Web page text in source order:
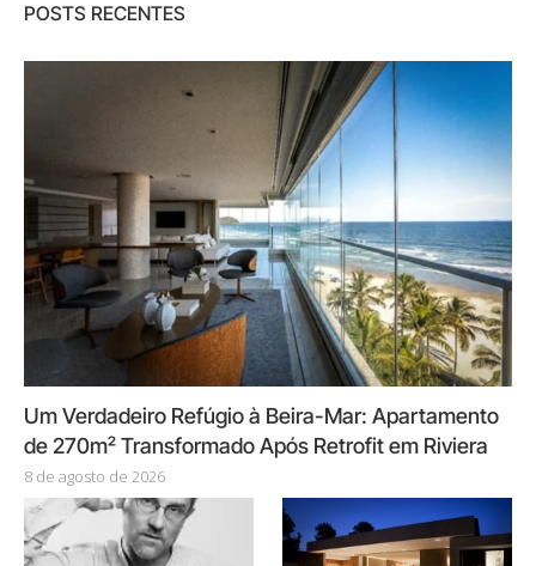
POSTS RECENTES
Um Verdadeiro Refúgio à Beira-Mar: Apartamento
de 270m² Transformado Após Retrofit em Riviera
8 de agosto de 2026